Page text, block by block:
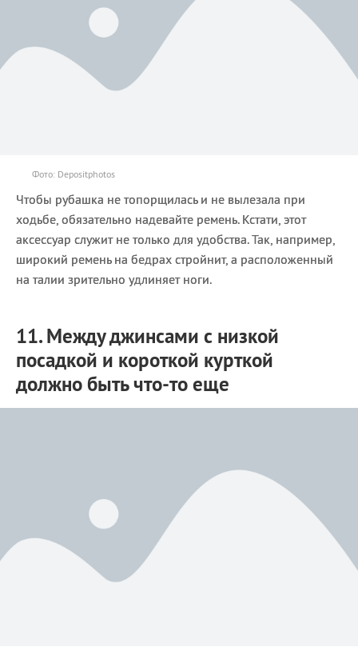
Фото: Depositphotos
Чтобы рубашка не топорщилась и не вылезала при
ходьбе, обязательно надевайте ремень. Кстати, этот
аксессуар служит не только для удобства. Так, например,
широкий ремень на бедрах стройнит, а расположенный
на талии зрительно удлиняет ноги.
11. Между джинсами с низкой
посадкой и короткой курткой
должно быть что-то еще